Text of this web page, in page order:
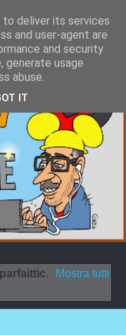
parfaittic.
Mostra tutti
deliver its services
and user-agent are
and security
generate usage
abuse.
IT